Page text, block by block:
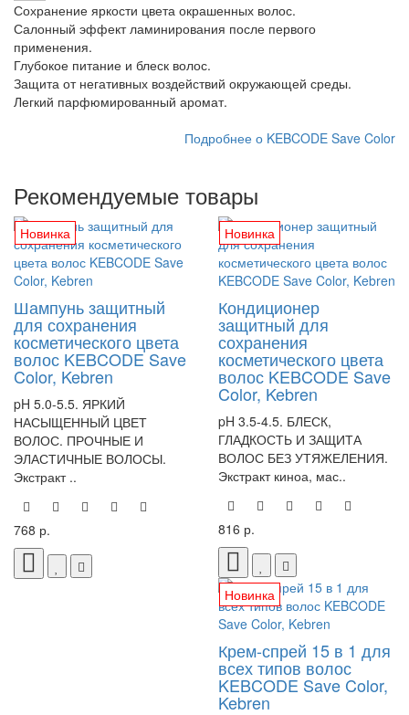
Сохранение яркости цвета окрашенных волос.
Салонный эффект ламинирования после первого
применения.
Глубокое питание и блеск волос.
Защита от негативных воздействий окружающей среды.
Легкий парфюмированный аромат.
Подробнее о KEBCODE Save Color
Рекомендуемые товары
Новинка
Шампунь защитный
для сохранения
косметического цвета
волос KEBCODE Save
Color, Kebren
pH 5.0-5.5. ЯРКИЙ
НАСЫЩЕННЫЙ ЦВЕТ
ВОЛОС. ПРОЧНЫЕ И
ЭЛАСТИЧНЫЕ ВОЛОСЫ.
Экстракт ..
768 р.
Новинка
Кондиционер
защитный для
сохранения
косметического цвета
волос KEBCODE Save
Color, Kebren
pH 3.5-4.5. БЛЕСК,
ГЛАДКОСТЬ И ЗАЩИТА
ВОЛОС БЕЗ УТЯЖЕЛЕНИЯ.
Экстракт киноа, мас..
816 р.
Новинка
Крем-спрей 15 в 1 для
всех типов волос
KEBCODE Save Color,
Kebren